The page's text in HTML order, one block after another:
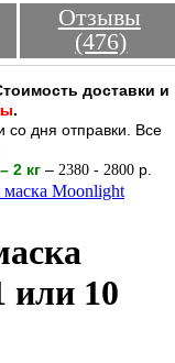
Отзывы
(476)
доставки и
.
со дня отправки. Все
2 кг – 2380 - 2800 р.
Moonlight
или 10